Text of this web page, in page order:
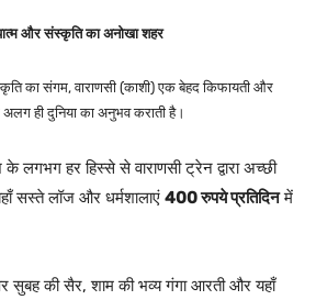
और संस्कृति का अनोखा शहर
का संगम, वाराणसी (काशी) एक बेहद किफायती और
ही दुनिया का अनुभव कराती है।
लगभग हर हिस्से से वाराणसी ट्रेन द्वारा अच्छी
सस्ते लॉज और धर्मशालाएं 400 रुपये प्रतिदिनमें
सुबह की सैर, शाम की भव्य गंगा आरती और यहाँ